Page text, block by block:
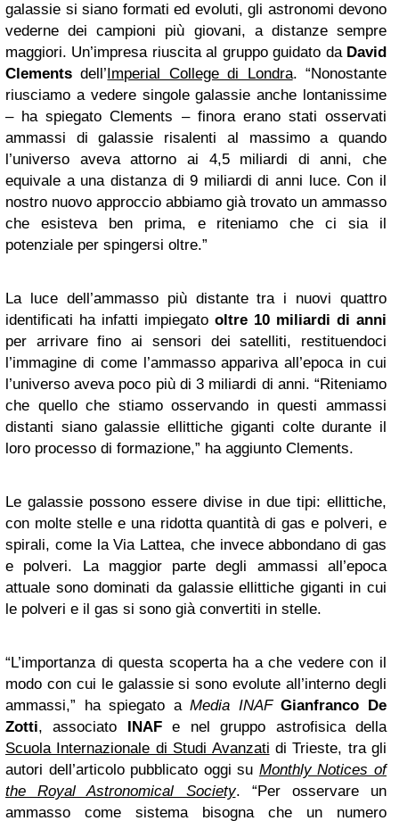
galassie si siano formati ed evoluti, gli astronomi devono
vederne dei campioni più giovani, a distanze sempre
maggiori. Un’impresa riuscita al gruppo guidato da David
Clements dell’Imperial College di Londra. “Nonostante
riusciamo a vedere singole galassie anche lontanissime
– ha spiegato Clements – finora erano stati osservati
ammassi di galassie risalenti al massimo a quando
l’universo aveva attorno ai 4,5 miliardi di anni, che
equivale a una distanza di 9 miliardi di anni luce. Con il
nostro nuovo approccio abbiamo già trovato un ammasso
che esisteva ben prima, e riteniamo che ci sia il
potenziale per spingersi oltre.”
La luce dell’ammasso più distante tra i nuovi quattro
identificati ha infatti impiegato oltre 10 miliardi di anni
per arrivare fino ai sensori dei satelliti, restituendoci
l’immagine di come l’ammasso appariva all’epoca in cui
l’universo aveva poco più di 3 miliardi di anni. “Riteniamo
che quello che stiamo osservando in questi ammassi
distanti siano galassie ellittiche giganti colte durante il
loro processo di formazione,” ha aggiunto Clements.
Le galassie possono essere divise in due tipi: ellittiche,
con molte stelle e una ridotta quantità di gas e polveri, e
spirali, come la Via Lattea, che invece abbondano di gas
e polveri. La maggior parte degli ammassi all’epoca
attuale sono dominati da galassie ellittiche giganti in cui
le polveri e il gas si sono già convertiti in stelle.
“L’importanza di questa scoperta ha a che vedere con il
modo con cui le galassie si sono evolute all’interno degli
ammassi,” ha spiegato aMedia INAF Gianfranco De
Zotti, associato INAFe nel gruppo astrofisica della
Scuola Internazionale di Studi Avanzati di Trieste, tra gli
autori dell’articolo pubblicato oggi su Monthly Notices of
the Royal Astronomical Society. “Per osservare un
ammasso come sistema bisogna che un numero